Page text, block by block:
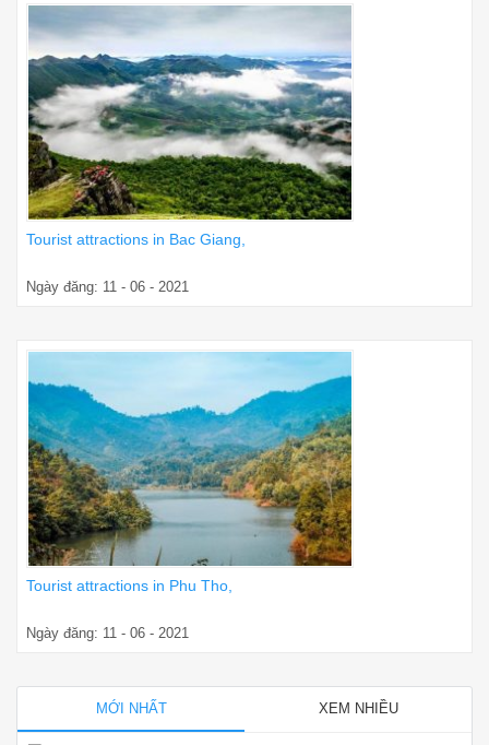
Tourist attractions in Bac Giang,
Ngày đăng: 11 - 06 - 2021
Tourist attractions in Phu Tho,
Ngày đăng: 11 - 06 - 2021
MỚI NHẤT XEM NHIỀU